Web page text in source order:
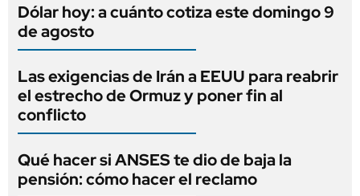
Dólar hoy: a cuánto cotiza este domingo 9
de agosto
Las exigencias de Irán a EEUU para reabrir
el estrecho de Ormuz y poner fin al
conflicto
Qué hacer si ANSES te dio de baja la
pensión: cómo hacer el reclamo